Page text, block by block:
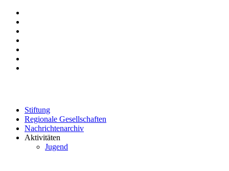
Stiftung
Regionale Gesellschaften
Nachrichtenarchiv
Aktivitäten
Jugend